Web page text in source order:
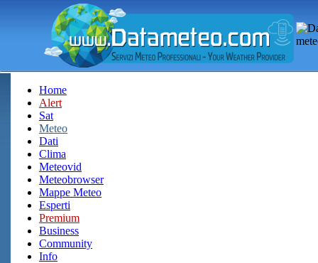
Home
Alert
Sat
Meteo
Dati
Clima
Meteovid
Meteobrowser
Mappe Meteo
Esperti
Premium
Business
Community
Info